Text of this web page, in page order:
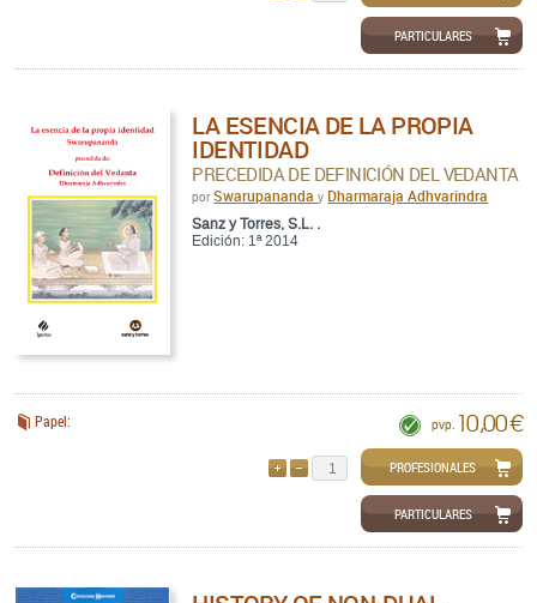
PARTICULARES
LA ESENCIA DE LA PROPIA
IDENTIDAD
PRECEDIDA DE DEFINICIÓN DEL VEDANTA
porSwarupananday Dharmaraja Adhvarindra
Sanz y Torres, S.L. .
Edición: 1ª 2014
Papel: pvp. 10,00 €
QUITARPROFESIONALES
PARTICULARES